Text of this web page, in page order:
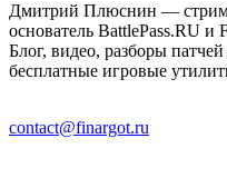
Дмитрий Плюснин —
основатель BattlePass.RU и
Блог, видео, разборы патчей
бесплатные игровые
contact@finargot.ru